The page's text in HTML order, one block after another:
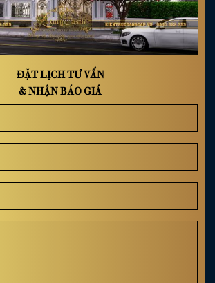
ĐẶT LỊCH TƯ VẤN
& NHẬN BÁO GIÁ